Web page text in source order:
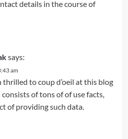
details in the course of
says:
am
thrilled to coup d’oeil at this blog
of tons of of use facts,
of providing such data.